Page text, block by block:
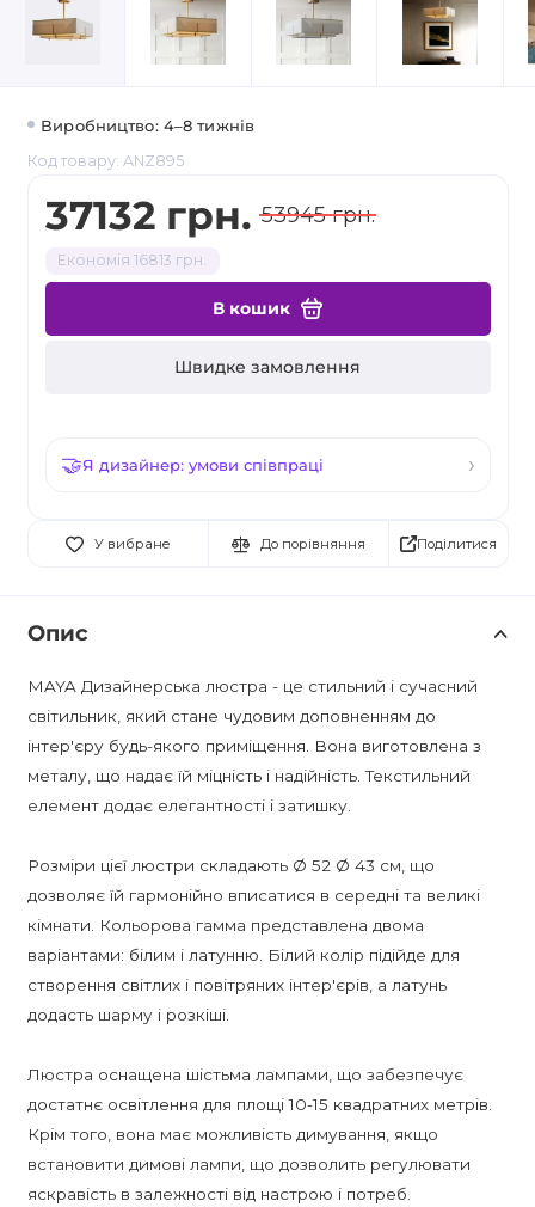
Виробництво: 4–8 тижнів
Код товару: ANZ895
37132 грн. 53945 грн.
Економія 16813 грн.
В кошик
Швидке замовлення
Я дизайнер: умови співпраці
У вибране До порівняння Поділитися
Опис
MAYA Дизайнерська люстра - це стильний і сучасний
світильник, який стане чудовим доповненням до
інтер'єру будь-якого приміщення. Вона виготовлена з
металу, що надає їй міцність і надійність. Текстильний
елемент додає елегантності і затишку.
Розміри цієї люстри складають Ø 52 Ø 43 см, що
дозволяє їй гармонійно вписатися в середні та великі
кімнати. Кольорова гамма представлена двома
варіантами: білим і латунню. Білий колір підійде для
створення світлих і повітряних інтер'єрів, а латунь
додасть шарму і розкіші.
Люстра оснащена шістьма лампами, що забезпечує
достатнє освітлення для площі 10-15 квадратних метрів.
Крім того, вона має можливість димування, якщо
встановити димові лампи, що дозволить регулювати
яскравість в залежності від настрою і потреб.